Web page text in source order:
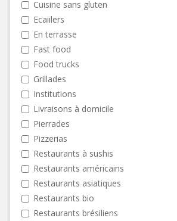
Cuisine sans gluten
Ecaiilers
En terrasse
Fast food
Food trucks
Grillades
Institutions
Livraisons à domicile
Pierrades
Pizzerias
Restaurants à sushis
Restaurants américains
Restaurants asiatiques
Restaurants bio
Restaurants brésiliens